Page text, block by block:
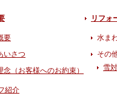
要
いさつ
念（お客様へのお約束）
紹介
リフォ
水ま
その
雪